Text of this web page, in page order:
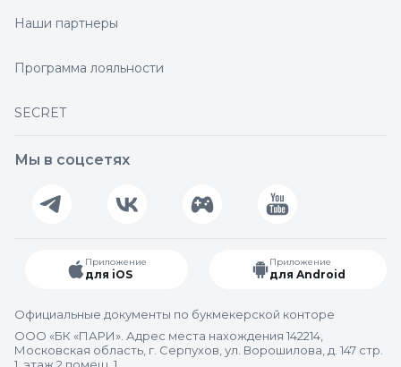
Наши партнеры
Программа лояльности
SECRET
Мы в соцсетях
Приложение
для iOS
Приложение
для Android
Официальные документы по букмекерской конторе
ООО «БК «ПАРИ». Адрес места нахождения 142214,
Московская область, г. Серпухов, ул. Ворошилова, д. 147 стр.